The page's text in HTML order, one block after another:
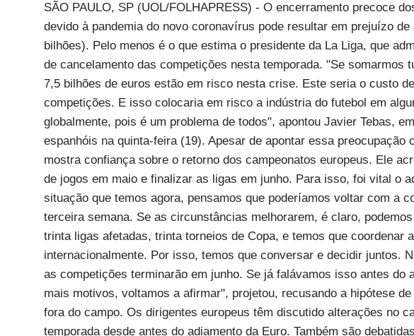
SÃO PAULO, SP (UOL/FOLHAPRESS) - O encerramento precoce
devido à pandemia do novo coronavírus pode resultar em prejuízo
bilhões). Pelo menos é o que estima o presidente da La Liga, que
de cancelamento das competições nesta temporada. "Se somarmos
7,5 bilhões de euros estão em risco nesta crise. Este seria o custo
competições. E isso colocaria em risco a indústria do futebol em
globalmente, pois é um problema de todos", apontou Javier Tebas,
espanhóis na quinta-feira (19). Apesar de apontar essa preocupação
mostra confiança sobre o retorno dos campeonatos europeus. Ele
de jogos em maio e finalizar as ligas em junho. Para isso, foi vital o
situação que temos agora, pensamos que poderíamos voltar com a
terceira semana. Se as circunstâncias melhorarem, é claro,
trinta ligas afetadas, trinta torneios de Copa, e temos que coordenar
internacionalmente. Por isso, temos que conversar e decidir juntos.
as competições terminarão em junho. Se já falávamos isso antes do
mais motivos, voltamos a afirmar", projetou, recusando a hipótese
fora do campo. Os dirigentes europeus têm discutido alterações no
temporada desde antes do adiamento da Euro. Também são